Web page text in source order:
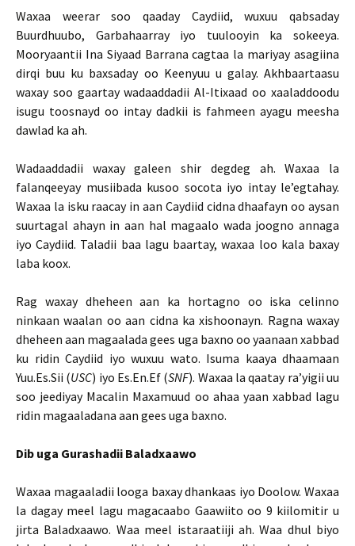
Waxaa weerar soo qaaday Caydiid, wuxuu qabsaday
Buurdhuubo, Garbahaarray iyo tuulooyin ka sokeeya.
Mooryaantii Ina Siyaad Barrana cagtaa la mariyay asagiina
dirqi buu ku baxsaday oo Keenyuu u galay. Akhbaartaasu
waxay soo gaartay wadaaddadii Al-Itixaad oo xaaladdoodu
isugu toosnayd oo intay dadkii is fahmeen ayagu meesha
dawlad ka ah.
Wadaaddadii waxay galeen shir degdeg ah. Waxaa la
falanqeeyay musiibada kusoo socota iyo intay le’egtahay.
Waxaa la isku raacay in aan Caydiid cidna dhaafayn oo aysan
suurtagal ahayn in aan hal magaalo wada joogno annaga
iyo Caydiid. Taladii baa lagu baartay, waxaa loo kala baxay
laba koox.
Rag waxay dheheen aan ka hortagno oo iska celinno
ninkaan waalan oo aan cidna ka xishoonayn. Ragna waxay
dheheen aan magaalada gees uga baxno oo yaanaan xabbad
ku ridin Caydiid iyo wuxuu wato. Isuma kaaya dhaamaan
Yuu.Es.Sii (USC) iyo Es.En.Ef (SNF). Waxaa la qaatay ra’yigii uu
soo jeediyay Macalin Maxamuud oo ahaa yaan xabbad lagu
ridin magaaladana aan gees uga baxno.
Dib uga Gurashadii Baladxaawo
Waxaa magaaladii looga baxay dhankaas iyo Doolow. Waxaa
la dagay meel lagu magacaabo Gaawiito oo 9 kiilomitir u
jirta Baladxaawo. Waa meel istaraatiiji ah. Waa dhul biyo